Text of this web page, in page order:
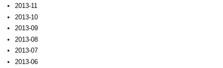
2013-11
2013-10
2013-09
2013-08
2013-07
2013-06